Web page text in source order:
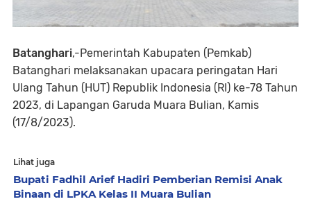
Batanghari,-Pemerintah Kabupaten (Pemkab)
Batanghari melaksanakan upacara peringatan Hari
Ulang Tahun (HUT) Republik Indonesia (RI) ke-78 Tahun
2023, di Lapangan Garuda Muara Bulian, Kamis
(17/8/2023).
Lihat juga
Bupati Fadhil Arief Hadiri Pemberian Remisi Anak
Binaan di LPKA Kelas II Muara Bulian